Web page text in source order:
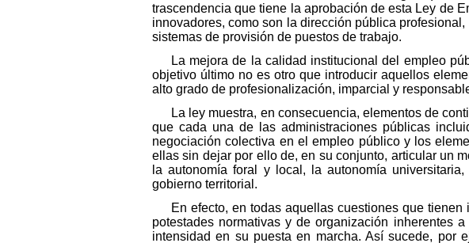
trascendencia que tiene la aprobación de esta Ley de
innovadores, como son la dirección pública
sistemas de provisión de puestos de trabajo.
La mejora de la calidad institucional del empleo
objetivo último no es otro que introducir aquellos
alto grado de profesionalización, imparcial y
La ley muestra, en consecuencia, elementos de
que cada una de las administraciones públicas
negociación colectiva en el empleo público y los
ellas sin dejar por ello de, en su conjunto, articular un
la autonomía foral y local, la autonomía
gobierno territorial.
En efecto, en todas aquellas cuestiones que
potestades normativas y de organización inherentes
intensidad en su puesta en marcha. Así sucede, por